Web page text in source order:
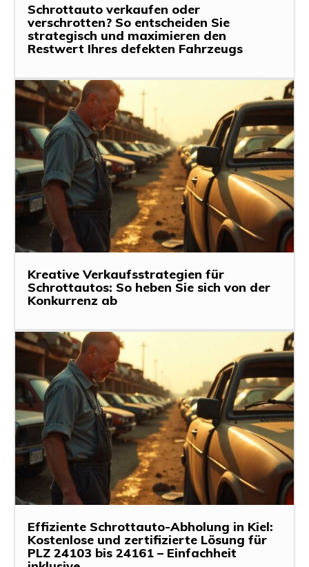
Schrottauto verkaufen oder
verschrotten? So entscheiden Sie
strategisch und maximieren den
Restwert Ihres defekten Fahrzeugs
Kreative Verkaufsstrategien für
Schrottautos: So heben Sie sich von der
Konkurrenz ab
Effiziente Schrottauto-Abholung in Kiel:
Kostenlose und zertifizierte Lösung für
PLZ 24103 bis 24161 – Einfachheit